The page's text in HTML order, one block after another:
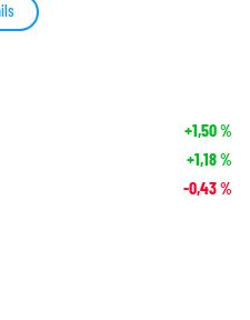
+1,50%
+1,18%
-0,43%